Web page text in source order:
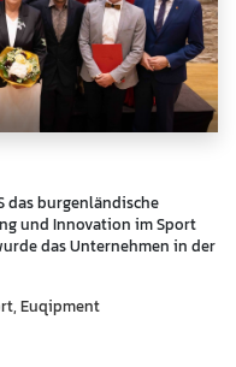
das burgenländische
und Innovation im Sport
das Unternehmen in der
Euqipment